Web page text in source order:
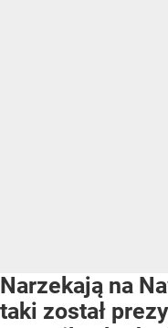
Narzekają na
taki został